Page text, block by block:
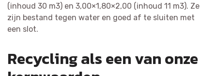
(inhoud 30 m3) en 3,00×1,80×2,00 (inhoud 11 m3). Ze
zijn bestand tegen water en goed af te sluiten met
een slot.
Recycling als een van onze